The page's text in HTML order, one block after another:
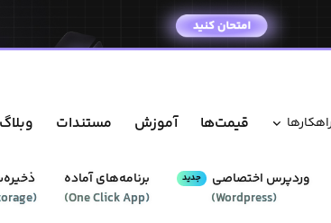
راهکار‌ها قیمت‌ها آموزش مستندات وبلاگ
(
برنامه‌های آماده
(
One Click App
)
وردپرس‌ اختصاصی جدید
(
Wordpress
)